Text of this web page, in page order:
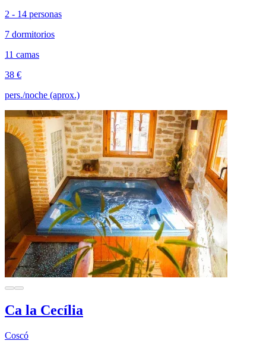
2 - 14 personas
7 dormitorios
11 camas
38 €
pers./noche (aprox.)
Ca la Cecília
Coscó